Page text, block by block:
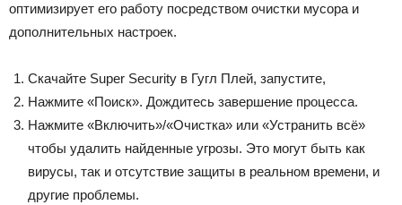
оптимизирует его работу посредством очистки мусора и
дополнительных настроек.
Скачайте Super Security в Гугл Плей, запустите,
Нажмите «Поиск». Дождитесь завершение процесса.
Нажмите «Включить»/«Очистка» или «Устранить всё»
чтобы удалить найденные угрозы. Это могут быть как
вирусы, так и отсутствие защиты в реальном времени, и
другие проблемы.